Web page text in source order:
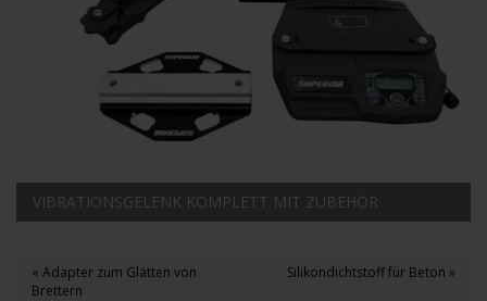
VIBRATIONSGELENK KOMPLETT MIT ZUBEHÖR
« Adapter zum Glätten von
Brettern
Silikondichtstoff für Beton »